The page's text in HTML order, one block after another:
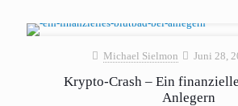
Michael Sielmon Juni 28,
Krypto-Crash – Ein
Anlegern